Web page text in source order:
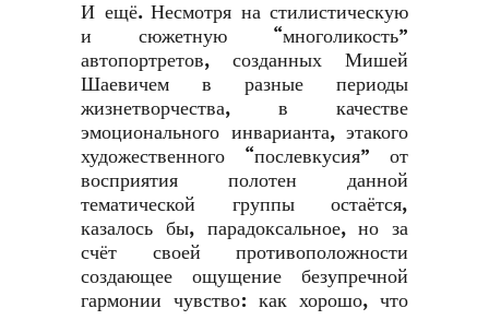
И ещё. Несмотря на стилистическую
и сюжетную “многоликость”
автопортретов, созданных Мишей
Шаевичем в разные периоды
жизнетворчества, в качестве
эмоционального инварианта, этакого
художественного “послевкусия” от
восприятия полотен данной
тематической группы остаётся,
казалось бы, парадоксальное, но за
счёт своей противоположности
создающее ощущение безупречной
гармонии чувство: как хорошо, что